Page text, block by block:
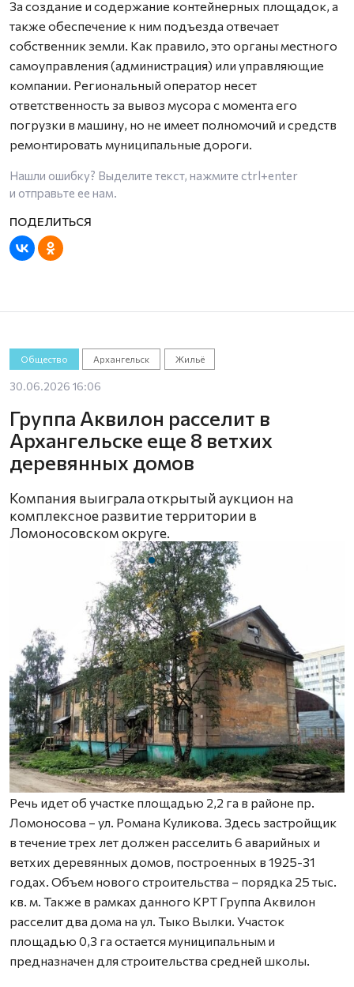
За создание и содержание контейнерных площадок, а
также обеспечение к ним подъезда отвечает
собственник земли. Как правило, это органы местного
самоуправления (администрация) или управляющие
компании. Региональный оператор несет
ответственность за вывоз мусора с момента его
погрузки в машину, но не имеет полномочий и средств
ремонтировать муниципальные дороги.
Нашли ошибку? Выделите текст, нажмите ctrl+enter
и отправьте ее нам.
Общество Архангельск Жильё
30.06.2026 16:06
Группа Аквилон расселит в
Архангельске еще 8 ветхих
деревянных домов
Компания выиграла открытый аукцион на
комплексное развитие территории в
Ломоносовском округе.
Речь идет об участке площадью 2,2 га в районе пр.
Ломоносова – ул. Романа Куликова. Здесь застройщик
в течение трех лет должен расселить 6 аварийных и
ветхих деревянных домов, построенных в 1925-31
годах. Объем нового строительства – порядка 25 тыс.
кв. м. Также в рамках данного КРТ Группа Аквилон
расселит два дома на ул. Тыко Вылки. Участок
площадью 0,3 га остается муниципальным и
предназначен для строительства средней школы.